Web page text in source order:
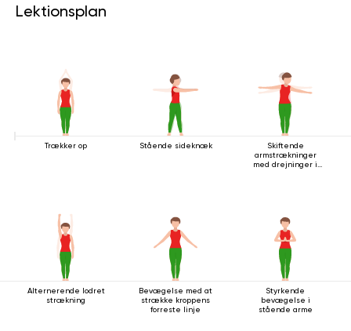
Lektionsplan
Trækker op Stående sideknæk
Skiftende
armstrækninger
med drejninger i
Alternerende lodret
strækning
Bevægelse med at
strække kroppens
forreste linje
Styrkende
bevægelse i
stående arme